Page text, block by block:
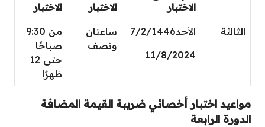
الاختبار
الاختبار
الاختبار
الثالثة
الأحد7/2/1446
11/8/2024
ساعتان
ونصف
من 9:30
صباحًا
حتى 12
ظهرًا
مواعيد اختبار أخصائي ضريبة القيمة المضافة
الدورة الرابعة